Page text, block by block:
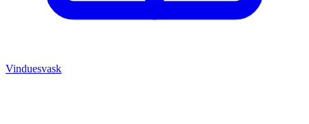
Vinduesvask